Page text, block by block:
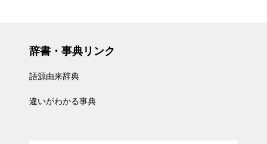
辞書・事典リンク
語源由来辞典
違いがわかる事典